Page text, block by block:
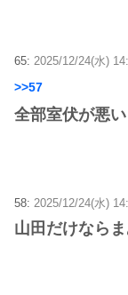
65: 2025/12/24(水)
>>57
全部室伏が悪い
58: 2025/12/24(水)
山田だけなら